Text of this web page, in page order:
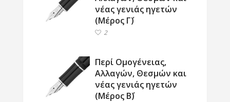
νέας γενιάς ηγετών
(Μέρος Γ΄)
2
Περί Ομογένειας,
Αλλαγών, Θεσμών και
νέας γενιάς ηγετών
(Μέρος Β΄)